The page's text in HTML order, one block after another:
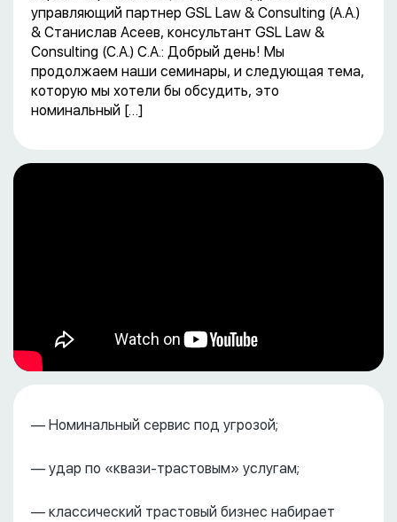
управляющий партнер GSL Law & Consulting (А.А.)
& Станислав Асеев, консультант GSL Law &
Consulting (С.А.) С.А.: Добрый день! Мы
продолжаем наши семинары, и следующая тема,
которую мы хотели бы обсудить, это
номинальный […]
— Номинальный сервис под угрозой;
— удар по «квази-трастовым» услугам;
— классический трастовый бизнес набирает